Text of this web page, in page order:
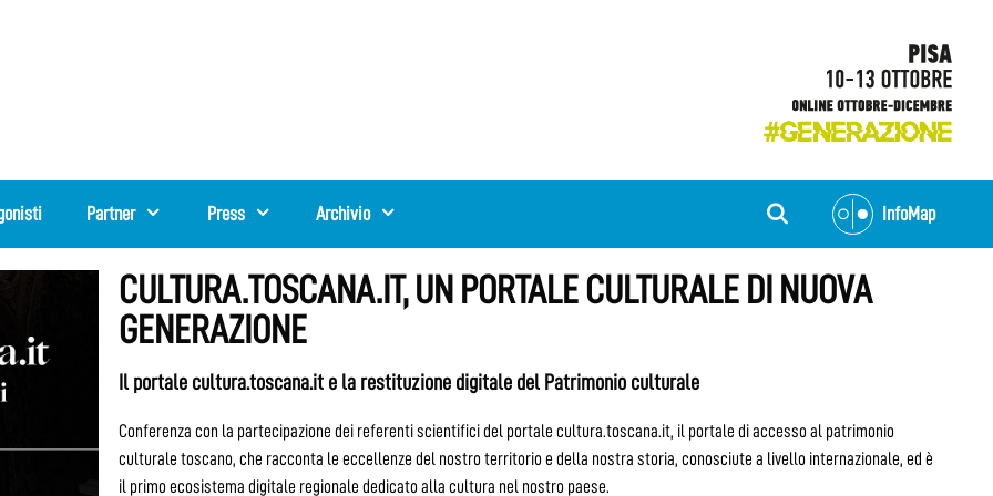
Partner Press Archivio InfoMap
CULTURA.TOSCANA.IT, UN PORTALE CULTURALE DI NUOVA
GENERAZIONE
Il portale cultura.toscana.it e la restituzione digitale del Patrimonio culturale
Conferenza con la partecipazione dei referenti scientifici del portale cultura.toscana.it, il portale di accesso al patrimonio
culturale toscano, che racconta le eccellenze del nostro territorio e della nostra storia, conosciute a livello internazionale, ed è
il primo ecosistema digitale regionale dedicato alla cultura nel nostro paese.